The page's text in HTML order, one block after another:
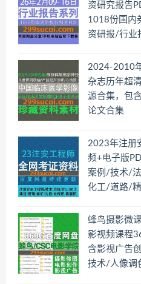
资研究报告
1018份国内
资研报/行业
2024-2010
杂志历年超
源合集，包
论文合集
2023年注册
频+电子版
案例/技术/
化工/道路/
蜂鸟摄影微
影视频课程
含影视广告
技术/人像调